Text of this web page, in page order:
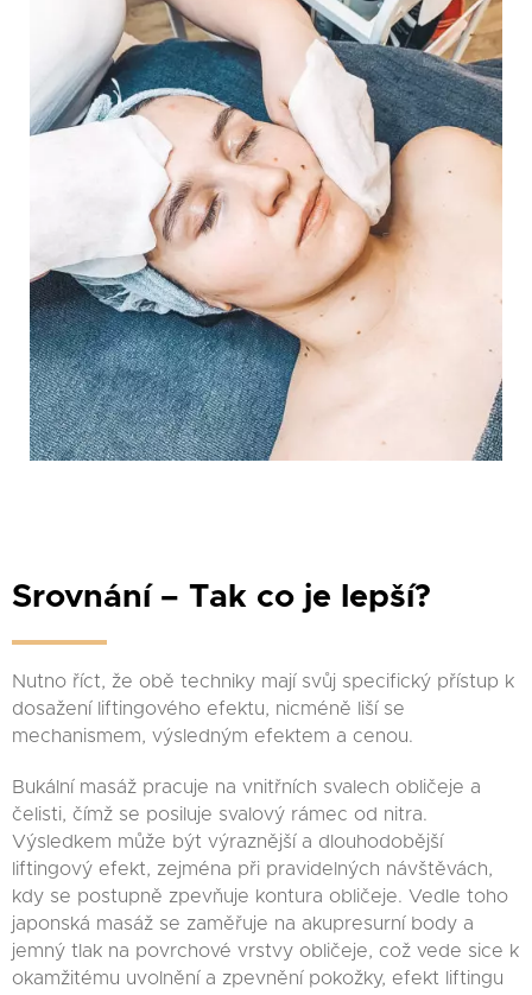
Srovnání – Tak co je lepší?
Nutno říct, že obě techniky mají svůj specifický přístup k
dosažení liftingového efektu, nicméně liší se
mechanismem, výsledným efektem a cenou.
Bukální masáž pracuje na vnitřních svalech obličeje a
čelisti, čímž se posiluje svalový rámec od nitra.
Výsledkem může být výraznější a dlouhodobější
liftingový efekt, zejména při pravidelných návštěvách,
kdy se postupně zpevňuje kontura obličeje. Vedle toho
japonská masáž se zaměřuje na akupresurní body a
jemný tlak na povrchové vrstvy obličeje, což vede sice k
okamžitému uvolnění a zpevnění pokožky, efekt liftingu